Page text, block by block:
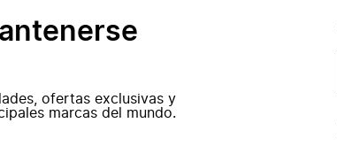
ofertas exclusivas y
marcas del mundo.